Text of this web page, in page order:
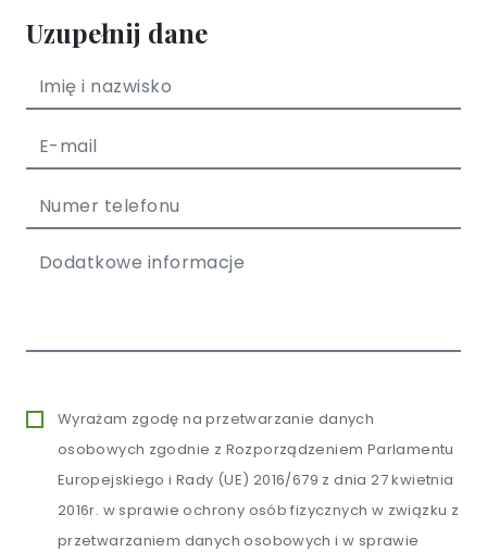
Uzupełnij dane
Wyrażam zgodę na przetwarzanie danych
osobowych zgodnie z Rozporządzeniem Parlamentu
Europejskiego i Rady (UE) 2016/679 z dnia 27 kwietnia
2016r. w sprawie ochrony osób fizycznych w związku z
przetwarzaniem danych osobowych i w sprawie